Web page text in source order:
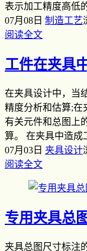
表示加工精度高低
07月08日 制造工艺
阅读全文
工件在夹具
在夹具设计中，当
精度分析和估算;在
有关元件和总图上
算。 在夹具中造成
07月03日 夹具设计
阅读全文
专用夹具总
夹具总图尺寸标注